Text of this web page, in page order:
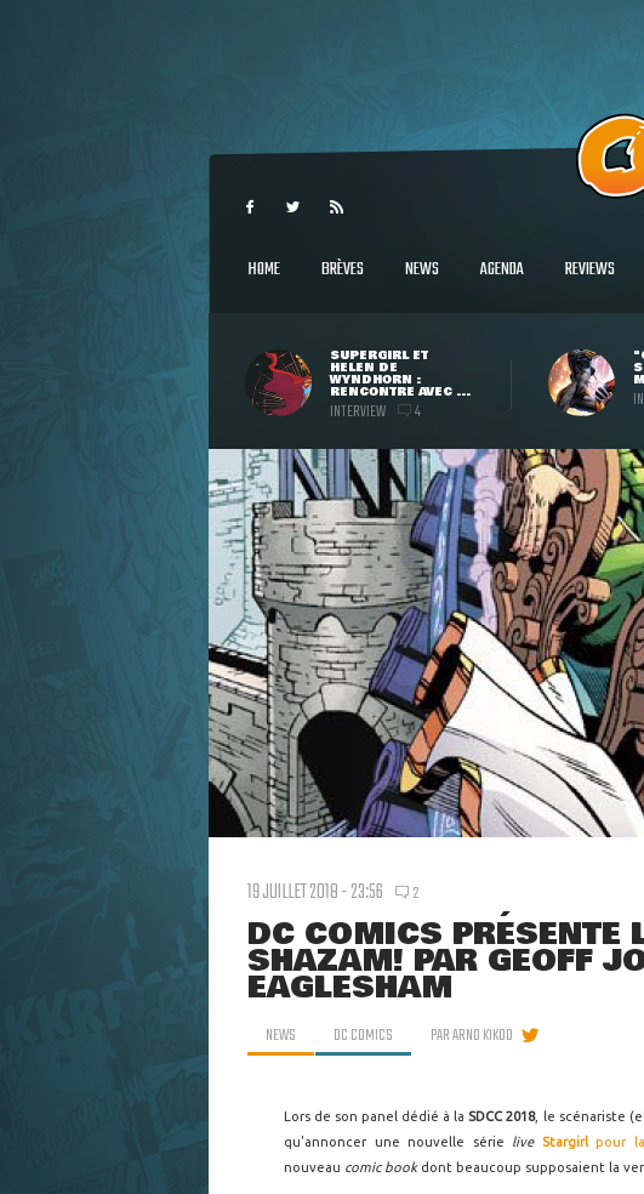
HOME BRÈVES NEWS AGENDA REVIEWS
SUPERGIRL ET
HELEN DE
WYNDHORN :
RENCONTRE AVEC ...
INTERVIEW 4
19 JUILLET 2018 - 23:56 2
DC COMICS PRÉSENTE
SHAZAM! PAR GEOFF
EAGLESHAM
NEWS DC COMICS PARARNO KIKOO
Lors de son panel dédié à la SDCC 2018, le scénariste
qu'annoncer une nouvelle série live Stargirlpour
nouveau comic book dont beaucoup supposaient la